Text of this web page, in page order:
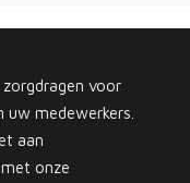
voor
uw medewerkers.
aan
onze